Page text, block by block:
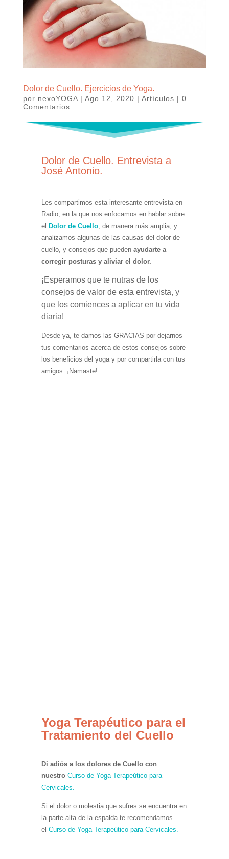
Dolor de Cuello. Ejercicios de Yoga.
por nexoYOGA| Ago 12, 2020 | Artículos | 0
Comentarios
Dolor de Cuello. Entrevista a
José Antonio.
Les compartimos esta interesante entrevista en
Radio, en la que nos enfocamos en hablar sobre
el Dolor de Cuello, de manera más amplia, y
analizamos algunas de las causas del dolor de
cuello, y consejos que pueden ayudarte a
corregir posturas y aliviar el dolor.
¡Esperamos que te nutras de los
consejos de valor de esta entrevista, y
que los comiences a aplicar en tu vida
diaria!
Desde ya, te damos las GRACIAS por dejarnos
tus comentarios acerca de estos consejos sobre
los beneficios del yoga y por compartirla con tus
amigos. ¡Namaste!
Yoga Terapéutico para el
Tratamiento del Cuello
Di adiós a los dolores de Cuello con
nuestro Curso de Yoga Terapeútico para
Cervicales.
Si el dolor o molestia que sufres se encuentra en
la parte alta de la espalda te recomendamos
el Curso de Yoga Terapeútico para Cervicales.